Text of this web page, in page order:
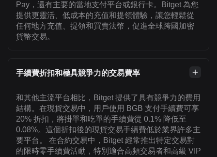
Pay，還有主要的當地支付平台或銀行卡。Bitget 為您
提供更靈活、低成本的充值和提領體驗，讓您輕鬆從
任何地方充值、提領和買賣法幣，促進全球跨國加密
貨幣交易。
手續費折扣和極具競爭力的交易費率
和其他主流平台相比，Bitget 提供了具有競爭力的費用
結構。在現貨交易中，用戶使用 BGB 支付手續費可享
20% 折扣，將掛單和吃單的手續費從 0.1% 降低至
0.08%。這個折扣後的現貨交易手續費低於業界許多主
要平台。 在合約交易中，Bitget 經常推出特定交易對
的限時零手續費活動，特別適合高頻交易者和高級 VIP